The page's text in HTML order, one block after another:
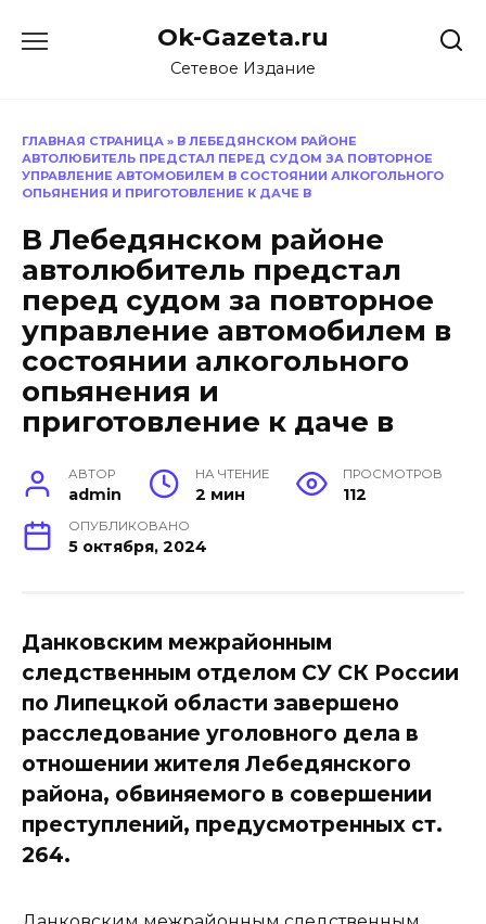
Ok-Gazeta.ru
Сетевое Издание
ГЛАВНАЯ СТРАНИЦА » В ЛЕБЕДЯНСКОМ РАЙОНЕ
АВТОЛЮБИТЕЛЬ ПРЕДСТАЛ ПЕРЕД СУДОМ ЗА ПОВТОРНОЕ
УПРАВЛЕНИЕ АВТОМОБИЛЕМ В СОСТОЯНИИ АЛКОГОЛЬНОГО
ОПЬЯНЕНИЯ И ПРИГОТОВЛЕНИЕ К ДАЧЕ В
В Лебедянском районе
автолюбитель предстал
перед судом за повторное
управление автомобилем в
состоянии алкогольного
опьянения и
приготовление к даче в
АВТОР
admin
НА ЧТЕНИЕ
2 мин
ПРОСМОТРОВ
112
ОПУБЛИКОВАНО
5 октября, 2024
Данковским межрайонным
следственным отделом СУ СК России
по Липецкой области завершено
расследование уголовного дела в
отношении жителя Лебедянского
района, обвиняемого в совершении
преступлений, предусмотренных ст.
264.